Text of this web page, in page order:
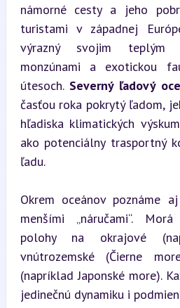
námorné cesty a jeho
turistami v západnej
výrazný svojim teplým
monzúnami a exotickou
útesoch. Severný ľadový
časťou roka pokrytý ľadom,
hľadiska klimatických
ako potenciálny trasportný
ľadu.
Okrem oceánov poznáme
menšími „náručami“.
polohy na okrajové
vnútrozemské (Čierne
(napríklad Japonské more).
jedinečnú dynamiku i